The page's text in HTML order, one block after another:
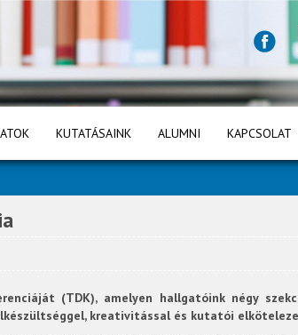
KUTATÁSAINK ALUMNI KAPCSOLAT
(TDK), amelyen hallgatóink négy
kreativitással és kutatói